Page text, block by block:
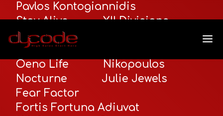
Pavlos
Pavlos Kontogiannidis
Stay Alive
XII Divisions
Seance
Santorini Premium Tours
Oeno Life
Nikopoulos
Nocturne
Julie Jewels
Fear Factor
Fortis Fortuna Adiuvat